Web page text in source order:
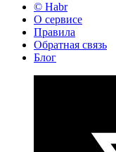
© Habr
О сервисе
Правила
Обратная связь
Блог